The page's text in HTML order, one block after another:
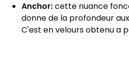
Anchor:cette nuance
donne de la profondeur
C'est en velours obtenu a